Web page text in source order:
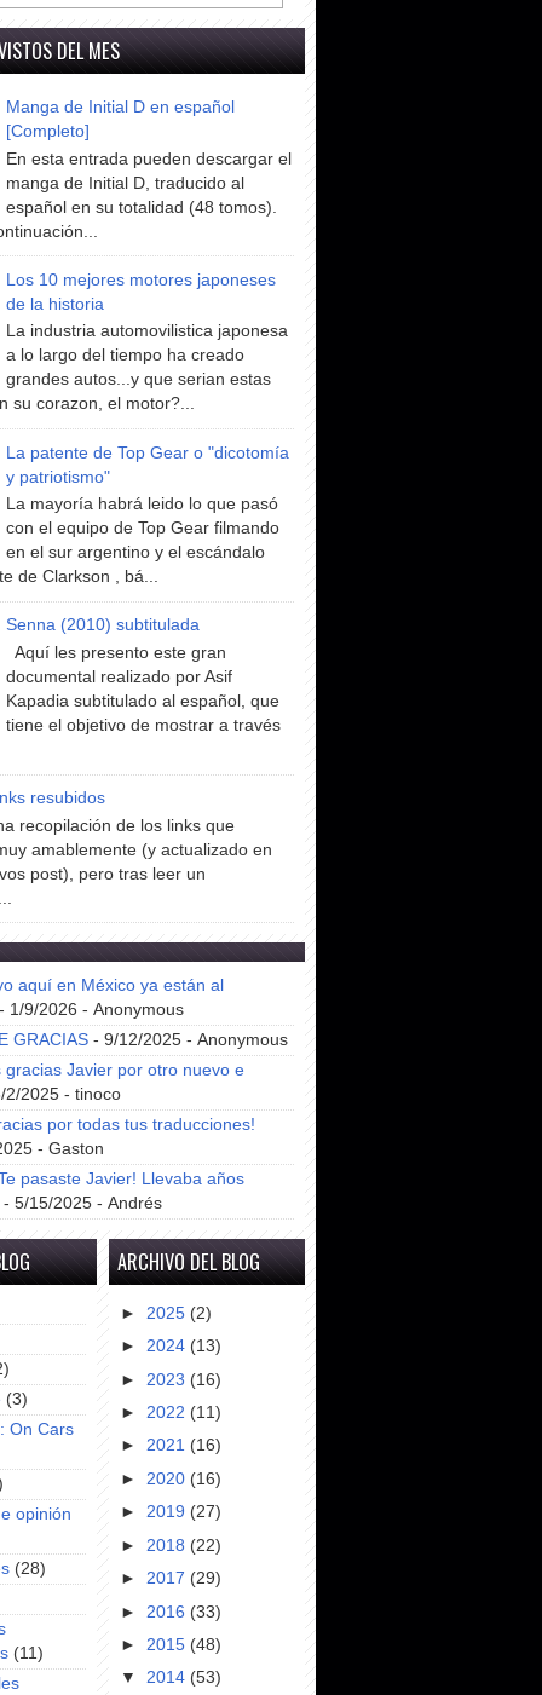
DEL MES
Manga de Initial D en español
[Completo]
En esta entrada pueden descargar el
manga de Initial D, traducido al
español en su totalidad (48 tomos).
Los 10 mejores motores japoneses
de la historia
La industria automovilistica japonesa
a lo largo del tiempo ha creado
grandes autos...y que serian estas
su corazon, el motor?...
La patente de Top Gear o "dicotomía
y patriotismo"
La mayoría habrá leido lo que pasó
con el equipo de Top Gear filmando
en el sur argentino y el escándalo
de Clarkson , bá...
Senna (2010) subtitulada
Aquí les presento este gran
documental realizado por Asif
Kapadia subtitulado al español, que
tiene el objetivo de mostrar a través
resubidos
recopilación de los links que
amablemente (y actualizado en
post), pero tras leer un
aquí en México ya están al
1/9/2026 - Anonymous
GRACIAS - 9/12/2025 - Anonymous
gracias Javier por otro nuevo e
2025 - tinoco
por todas tus traducciones!
- Gaston
pasaste Javier! Llevaba años
- 5/15/2025 - Andrés
(3)
On Cars
opinión
(28)
(11)
ARCHIVO DEL BLOG
► 2025 (2)
► 2024 (13)
► 2023 (16)
► 2022 (11)
► 2021 (16)
► 2020 (16)
► 2019 (27)
► 2018 (22)
► 2017 (29)
► 2016 (33)
► 2015 (48)
▼ 2014 (53)